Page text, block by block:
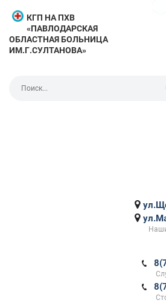
КГП НА ПХВ
«ПАВЛОДАРСКАЯ
ОБЛАСТНАЯ БОЛЬНИЦА
ИМ.Г.СУЛТАНОВА»